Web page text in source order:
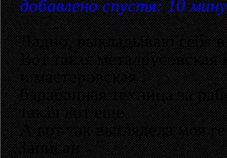
добавлено спустя: 10
Ладно, выкладываю себя
Вот такая металрусовская
и мастеровская
барабанная техница за
такая вот еще
А вот так выглядела моя
Записан